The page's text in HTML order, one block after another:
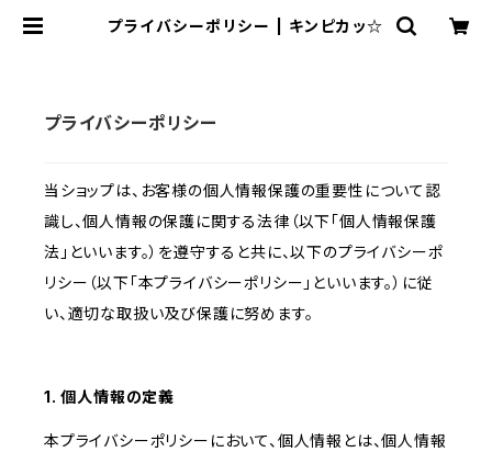
プライバシーポリシー | キンピカッ☆
プライバシーポリシー
当ショップは、お客様の個人情報保護の重要性について認
識し、個人情報の保護に関する法律（以下「個人情報保護
法」といいます。）を遵守すると共に、以下のプライバシーポ
リシー（以下「本プライバシーポリシー」といいます。）に従
い、適切な取扱い及び保護に努めます。
1. 個人情報の定義
本プライバシーポリシーにおいて、個人情報とは、個人情報